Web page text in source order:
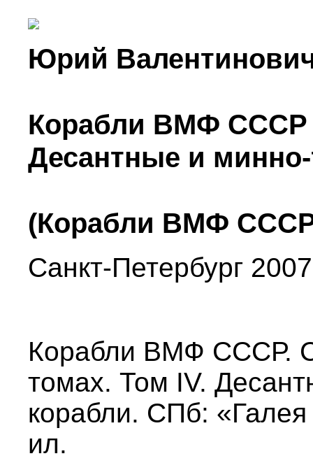
Юрий
Корабли ВМФ СССР
Десантные и
(Корабли ВМФ
Санкт-Петербург 2007
Корабли ВМФ СССР.
томах. Том IV.
корабли. СПб:
ил.